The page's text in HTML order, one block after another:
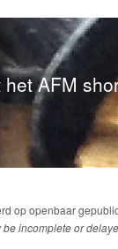
AFM
op openbaar
incomplete or